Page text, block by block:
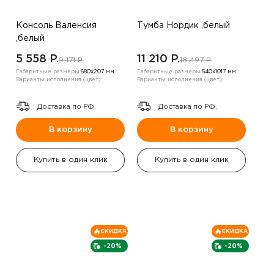
Консоль Валенсия
,белый
5 558 P.9 171 P.
Габаритные размеры:680х207 мм
Варианты исполнения (цвет):
Доставка по РФ.
В корзину
Купить в один клик
Тумба Нордик ,белый
11 210 P.18 497 P.
Габаритные размеры:540х1017 мм
Варианты исполнения (цвет):
Доставка по РФ.
В корзину
Купить в один клик
-20%
СКИДКА
-20%
СКИДКА